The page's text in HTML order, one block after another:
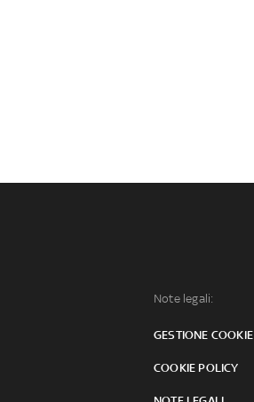
Note legali:
GESTIONE COOKIE
COOKIE POLICY